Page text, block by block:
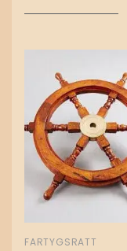
FARTYGSRATT